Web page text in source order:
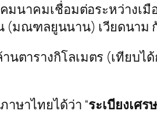
มนาคมเชื่อมต่อระหว่างเ
(มณฑลยูนนาน) เวียดนาม
ตารางกิโลเมตร (เทียบ
าษาไทยได้ว่า “ระเบียงเศ